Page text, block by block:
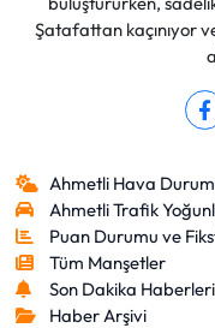
Şatafattan kaçınıyor
Ahmetli Hava
Ahmetli Trafik
Puan Durumu ve
Tüm Manşetler
Son Dakika Haberleri
Haber Arşivi